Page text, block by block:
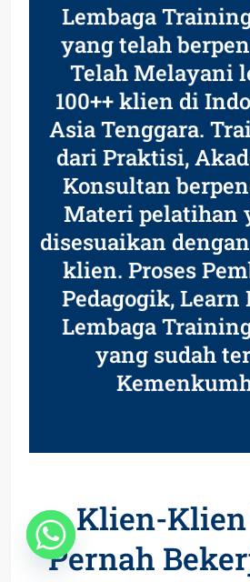
Lembaga
yang telah
Telah Melayani
100++ klien di
Asia Tenggara.
dari Praktisi,
Konsultan
Materi pelatihan
disesuaikan
klien. Proses
Pedagogik, Learn
Lembaga
yang sudah
Klien-
Pernah